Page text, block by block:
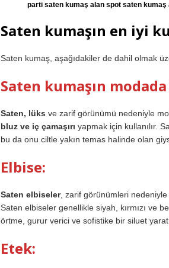
parti saten kumaş alan spot saten
Saten kumaşın en iyi
Saten kumaş, aşağıdakiler de dahil olmak
Saten kumaşın
Saten, lüks ve zarif görünümü nedeniyle
bluz ve iç çamaşırı yapmak için kullanılır.
bu da onu ciltle yakın temas halinde olan
Elbise:
Saten elbiseler, zarif görünümleri nedeniyle
Saten elbiseler genellikle siyah, kırmızı ve
örtme, gurur verici ve sofistike bir siluet
Etek: